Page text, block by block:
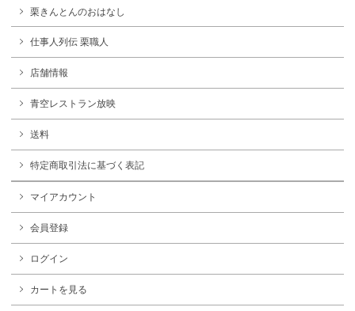
栗きんとんのおはなし
仕事人列伝 栗職人
店舗情報
青空レストラン放映
送料
特定商取引法に基づく表記
マイアカウント
会員登録
ログイン
カートを見る